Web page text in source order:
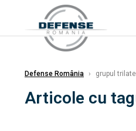
Defense România › grupul
Articole cu